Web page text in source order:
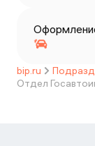
bip.ru
Отдел